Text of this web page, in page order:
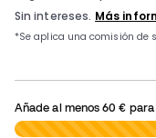
Añade al menos60 € para
0,00 €